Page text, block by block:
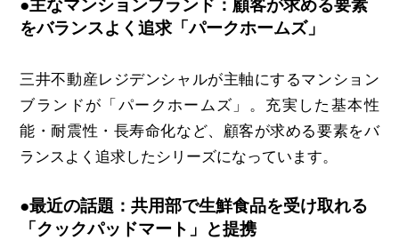
●主なマンションブランド：顧客が求める要素
をバランスよく追求「パークホームズ」
三井不動産レジデンシャルが主軸にするマンション
ブランドが「パークホームズ」。充実した基本性
能・耐震性・長寿命化など、顧客が求める要素をバ
ランスよく追求したシリーズになっています。
●最近の話題：共用部で生鮮食品を受け取れる
「クックパッドマート」と提携